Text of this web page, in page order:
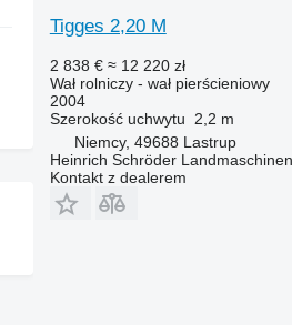
Tigges 2,20 M
2 838 € ≈ 12 220 zł
Wał rolniczy - wał pierścieniowy
2004
Szerokość uchwytu
2,2 m
Niemcy, 49688 Lastrup
Heinrich Schröder
Kontakt z dealerem